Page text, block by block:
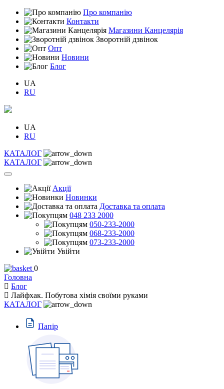
Про компанію
Контакти
Магазини Канцелярія
Зворотній дзвінок
Опт
Новини
Блог
UA
RU
UA
RU
КАТАЛОГ
КАТАЛОГ
Акції
Новинки
Доставка та оплата
048 233 2000
050-233-2000
068-233-2000
073-233-2000
Увійти
0
Головна
Блог
Лайфхак. Побутова хімія своїми руками
КАТАЛОГ
Пaпiр